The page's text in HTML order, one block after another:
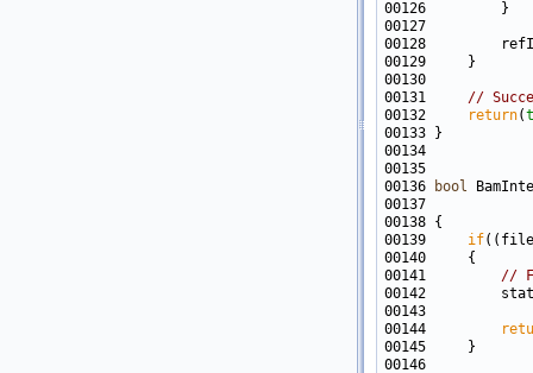
00128
00131 //
00132
return(
00136
bool
00139 if
00141 //
00142
00144